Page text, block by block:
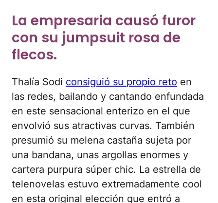
La empresaria causó furor
con su jumpsuit rosa de
flecos.
Thalía Sodi consiguió su propio reto en
las redes, bailando y cantando enfundada
en este sensacional enterizo en el que
envolvió sus atractivas curvas. También
presumió su melena castaña sujeta por
una bandana, unas argollas enormes y
cartera purpura súper chic. La estrella de
telenovelas estuvo extremadamente cool
en esta original elección que entró a